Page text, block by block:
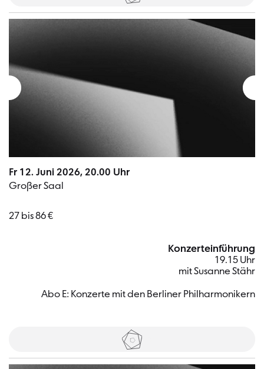
Fr 12. Juni 2026, 20.00 Uhr
Großer Saal
27 bis 86 €
Konzerteinführung
19.15 Uhr
mit Susanne Stähr
Abo E: Konzerte mit den Berliner Philharmonikern
Tickets